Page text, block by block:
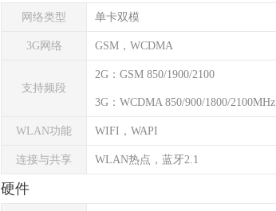
网络类型 单卡双模
3G网络 GSM，WCDMA
支持频段
2G：GSM 850/1900/2100
3G：WCDMA 850/900/1800/2100MHz
WLAN功能 WIFI，WAPI
连接与共享 WLAN热点，蓝牙2.1
硬件